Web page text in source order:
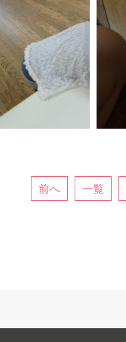
前へ 一覧